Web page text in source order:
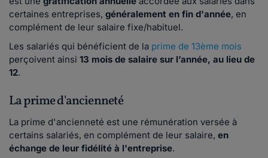
certaines entreprises, généralement en fin d'année, en
complément de leur salaire fixe/habituel.
Les salariés qui bénéficient de la prime de 13ème mois
perçoivent ainsi 13 mois de salaire sur l’année, au lieu de
12.
La prime d'ancienneté
La prime d'ancienneté est une rémunération versée à
certains salariés, en complément de leur salaire, en
échange de leur fidélité à l'entreprise.